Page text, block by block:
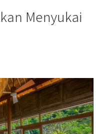
Menyukai